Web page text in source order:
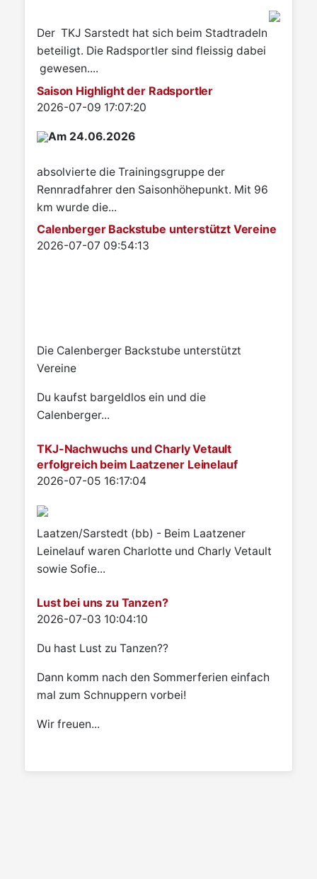
Der TKJ Sarstedt hat sich beim Stadtradeln
beteiligt. Die Radsportler sind fleissig dabei
gewesen....
Saison Highlight der Radsportler
Details
2026-07-09 17:07:20
Am 24.06.2026
absolvierte die Trainingsgruppe der
Rennradfahrer den Saisonhöhepunkt. Mit 96
km wurde die...
Calenberger Backstube unterstützt Vereine
Details
2026-07-07 09:54:13
Die Calenberger Backstube unterstützt
Vereine
Du kaufst bargeldlos ein und die
Calenberger...
TKJ-Nachwuchs und Charly Vetault
erfolgreich beim Laatzener Leinelauf
Details
2026-07-05 16:17:04
Laatzen/Sarstedt (bb) - Beim Laatzener
Leinelauf waren Charlotte und Charly Vetault
sowie Sofie...
Lust bei uns zu Tanzen?
Details
2026-07-03 10:04:10
Du hast Lust zu Tanzen??
Dann komm nach den Sommerferien einfach
mal zum Schnuppern vorbei!
Wir freuen...